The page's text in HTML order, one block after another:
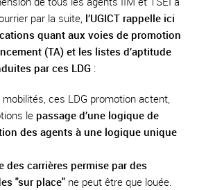
par la suite, l’UGICT rappelle ici
quant aux voies de promotion
(TA) et les listes d’aptitude
par ces LDG :
mobilités, ces LDG promotion actent,
le passage d’une logique de
des agents à une logique unique
des carrières permise par des
"sur place" ne peut être que louée.